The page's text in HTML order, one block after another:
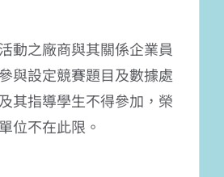
動之廠商與其關係企業員
與設定競賽題目及數據處
其指導學生不得參加，榮
位不在此限。